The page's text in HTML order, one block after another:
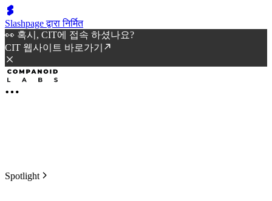
Slashpage द्वारा निर्मित
👀 혹시, CIT에 접속 하셨나요?
CIT 웹사이트 바로가기
Spotlight